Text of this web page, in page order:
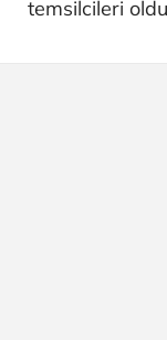
temsilcileri